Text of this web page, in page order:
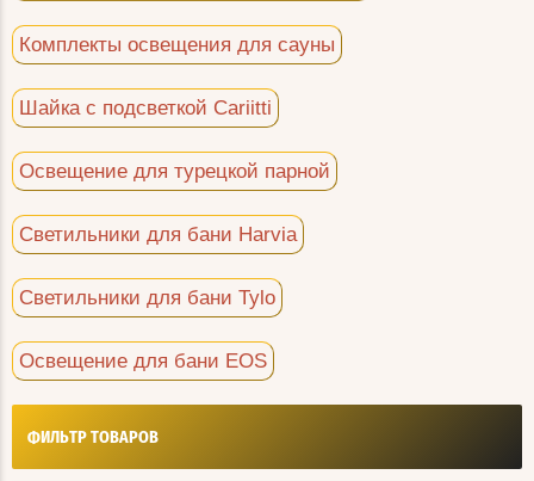
Комплекты освещения для сауны
Шайка с подсветкой Cariitti
Освещение для турецкой парной
Светильники для бани Harvia
Светильники для бани Tylo
Освещение для бани EOS
ФИЛЬТР ТОВАРОВ